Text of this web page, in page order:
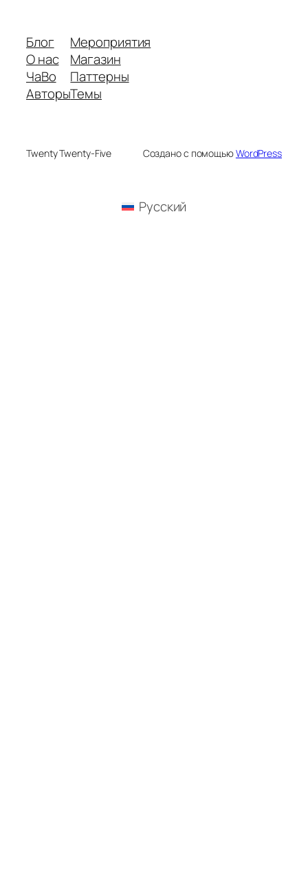
Блог
О нас
ЧаВо
Авторы
Мероприятия
Магазин
Паттерны
Темы
Twenty Twenty-Five Создано с помощьюWordPress
Русский